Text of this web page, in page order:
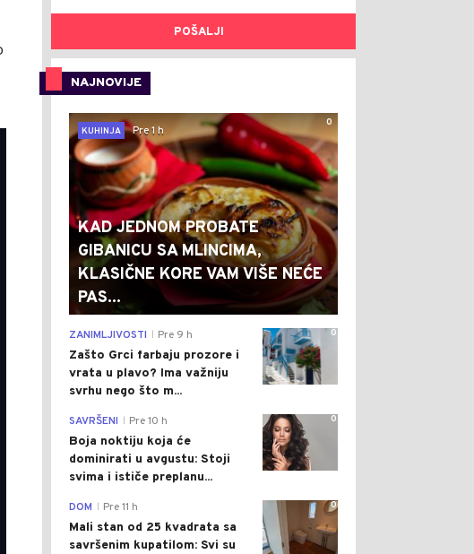
POŠALJI
NAJNOVIJE
0
KUHINJA
Pre 1 h
KAD JEDNOM PROBATE
GIBANICU SA MLINCIMA,
KLASIČNE KORE VAM VIŠE NEĆE
PAS...
0
ZANIMLJIVOSTI Pre 9 h
Zašto Grci farbaju prozore i
vrata u plavo? Ima važniju
svrhu nego što m...
0
SAVRŠENI Pre 10 h
Boja noktiju koja će
dominirati u avgustu: Stoji
svima i ističe preplanu...
0
DOM Pre 11 h
Mali stan od 25 kvadrata sa
savršenim kupatilom: Svi su